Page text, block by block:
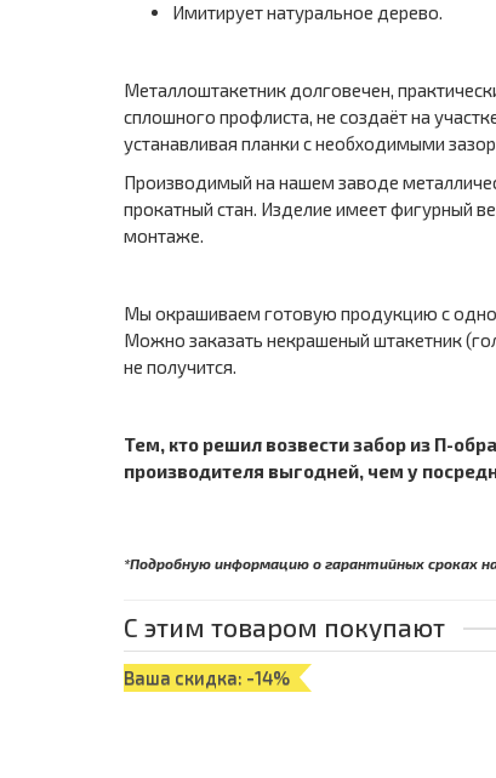
Имитирует натуральное дерево.
Металлоштакетник долговечен,
сплошного профлиста, не создаёт на
устанавливая планки с необходимыми
Производимый на нашем заводе
прокатный стан. Изделие имеет фигурный
монтаже.
Мы окрашиваем готовую продукцию с
Можно заказать некрашеный штакетник
не получится.
Тем, кто решил возвести забор из П-
производителя выгодней, чем у
*Подробную информацию о гарантийных сроках
С этим товаром покупают
Ваша скидка: -14%